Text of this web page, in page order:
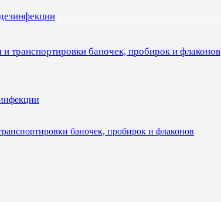
транспортировки баночек, пробирок и флаконов
баночек, пробирок и флаконов